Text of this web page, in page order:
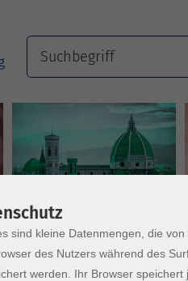
sind kleine Datenmengen, die
des Nutzers während des
werden. Ihr Browser